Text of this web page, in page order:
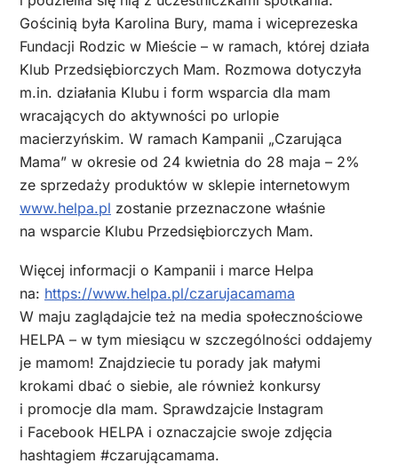
Gościnią była Karolina Bury, mama i wiceprezeska
Fundacji Rodzic w Mieście – w ramach, której działa
Klub Przedsiębiorczych Mam. Rozmowa dotyczyła
m.in. działania Klubu i form wsparcia dla mam
wracających do aktywności po urlopie
macierzyńskim. W ramach Kampanii „Czarująca
Mama” w okresie od 24 kwietnia do 28 maja – 2%
ze sprzedaży produktów w sklepie internetowym
www.helpa.pl zostanie przeznaczone właśnie
na wsparcie Klubu Przedsiębiorczych Mam.
Więcej informacji o Kampanii i marce Helpa
na: https://www.helpa.pl/czarujacamama
W maju zaglądajcie też na media społecznościowe
HELPA – w tym miesiącu w szczególności oddajemy
je mamom! Znajdziecie tu porady jak małymi
krokami dbać o siebie, ale również konkursy
i promocje dla mam. Sprawdzajcie Instagram
i Facebook HELPA i oznaczajcie swoje zdjęcia
hashtagiem #czarującamama.